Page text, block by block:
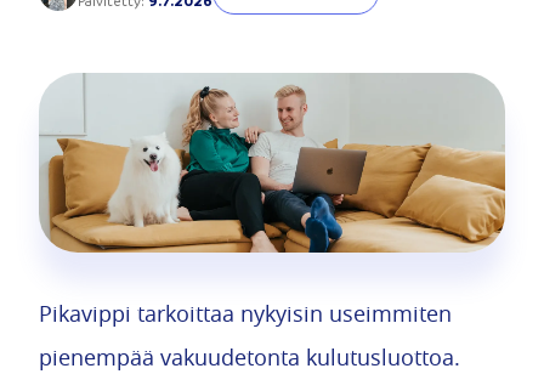
Pikavippi tarkoittaa nykyisin useimmiten
pienempää vakuudetonta kulutusluottoa.